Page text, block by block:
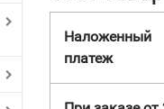
Наложенный
платеж